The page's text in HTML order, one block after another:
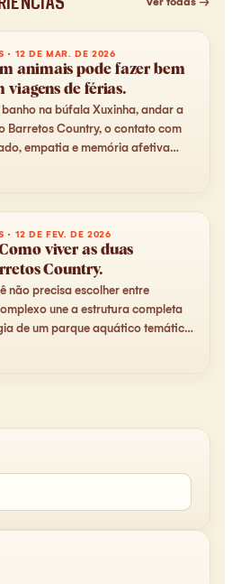
· 12 DE MAR. DE 2026
animais pode fazer bem
viagens de férias.
na búfala Xuxinha, andar a
Barretos Country, o contato com
empatia e memória afetiva
· 12 DE FEV. DE 2026
viver as duas
Country.
não precisa escolher entre
une a estrutura completa
de um parque aquático temático
lugar.